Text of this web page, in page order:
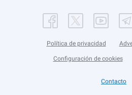
Política de privacidad
Configuración de cookies
Contacto